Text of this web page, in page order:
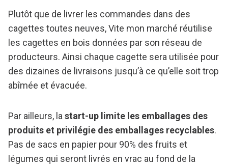
Plutôt que de livrer les commandes dans des
cagettes toutes neuves, Vite mon marché réutilise
les cagettes en bois données par son réseau de
producteurs. Ainsi chaque cagette sera utilisée pour
des dizaines de livraisons jusqu’à ce qu’elle soit trop
abîmée et évacuée.
Par ailleurs, lastart-up limite les emballages des
produits et privilégie des emballages recyclables.
Pas de sacs en papier pour 90% des fruits et
légumes qui seront livrés en vrac au fond de la